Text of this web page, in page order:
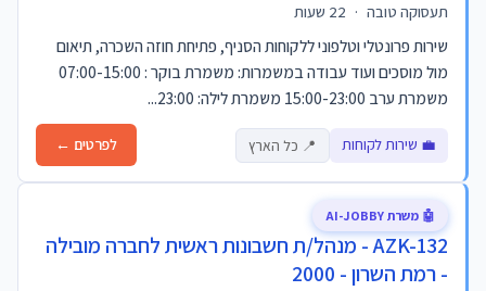
תעסוקה טובה ·
שירות פרונטלי וטלפוני ללקוחות הסניף, פתיחת חוזה השכרה, תיאום
מול מוסכים ועוד עבודה במשמרות: משמרת בוקר : 07:00-15:00
משמרת ערב 15:00-23:00 משמרת לילה: 23:00...
💼 שירות לקוחות 📍 כל הארץ לפרטים ←
AZK-132 - מנהל/ת חשבונות ראשית לחברה מובילה
- רמת השרון - 2000
🤖 משרת AI-JOBBY